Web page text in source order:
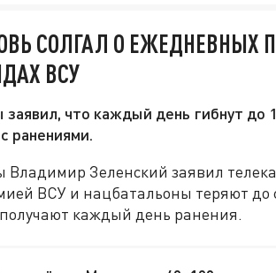
СОЛГАЛ О ЕЖЕДНЕВНЫХ
ВСУ
что каждый день гибнут до
ранениями.
Владимир Зеленский заявил
ВСУ и нацбатальоны теряют до
каждый день ранения.